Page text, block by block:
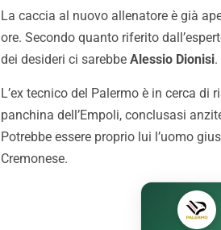
La caccia al nuovo allenatore è già
ore. Secondo quanto riferito
dei desideri ci sarebbe Alessio Dionisi.
L’ex tecnico del Palermo è in cerca
panchina dell’Empoli, conclusasi
Potrebbe essere proprio lui l’uomo
Cremonese.
contratto,